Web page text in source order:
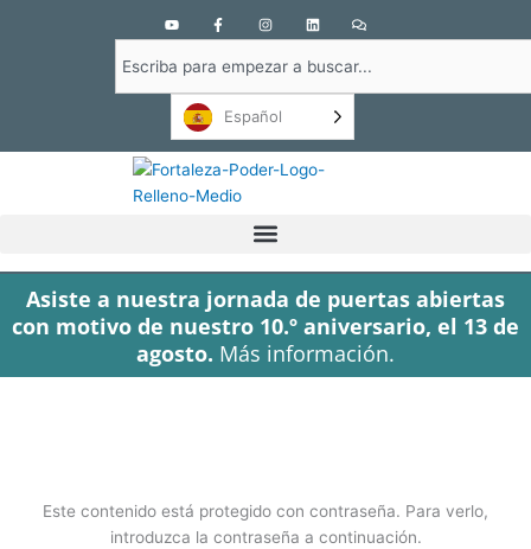
Y
o
u
t
u
b
F
a
c
e
b
o
f
I
n
s
t
a
g
a
L
i
n
k
e
d
C
o
m
e
n
t
en
Español
Asiste a nuestra jornada de puertas abiertas
con motivo de nuestro 10.º aniversario, el 13 de
agosto. Más información.
Este contenido está protegido con contraseña. Para verlo,
introduzca la contraseña a continuación.